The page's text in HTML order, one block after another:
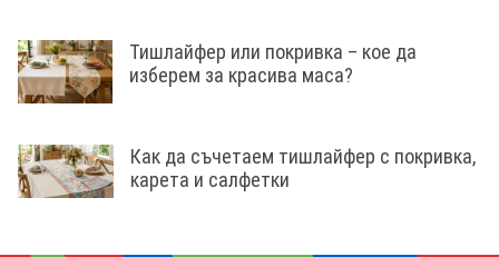
Тишлайфер или покривка – кое да
изберем за красива маса?
Как да съчетаем тишлайфер с покривка,
карета и салфетки